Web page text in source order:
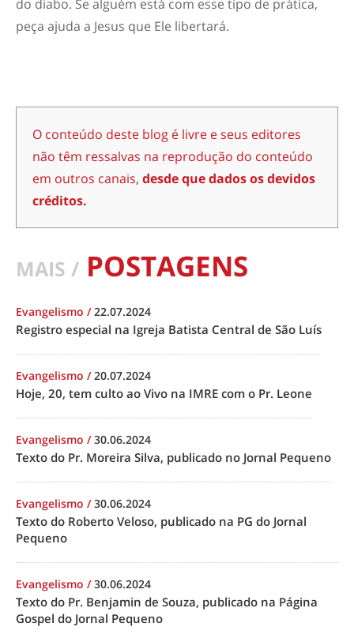
do diabo. Se alguém está com esse tipo de prática,
peça ajuda a Jesus que Ele libertará.
O conteúdo deste blog é livre e seus editores
não têm ressalvas na reprodução do conteúdo
em outros canais, desde que dados os devidos
créditos.
MAIS / POSTAGENS
Evangelismo /22.07.2024
Registro especial na Igreja Batista Central de São Luís
Evangelismo /20.07.2024
Hoje, 20, tem culto ao Vivo na IMRE com o Pr. Leone
Evangelismo /30.06.2024
Texto do Pr. Moreira Silva, publicado no Jornal Pequeno
Evangelismo /30.06.2024
Texto do Roberto Veloso, publicado na PG do Jornal
Pequeno
Evangelismo /30.06.2024
Texto do Pr. Benjamin de Souza, publicado na Página
Gospel do Jornal Pequeno